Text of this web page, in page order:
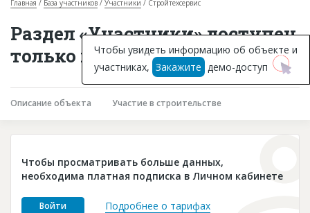
Горячие объекты
База строящихся объектов
Инвестпроекты
Глоссарий
Платные услуги
Пресс-релизы
Главная База участников Участники Стройтехсервис
Раздел «Участники» доступен
только подписчикам
Описание объекта Участие в строительстве
Чтобы просматривать больше данных,
необходима платная подписка в Личном кабинете
Войти Подробнее о тарифах
Чтобы увидеть информацию об объекте и
участниках, Закажите демо-доступ